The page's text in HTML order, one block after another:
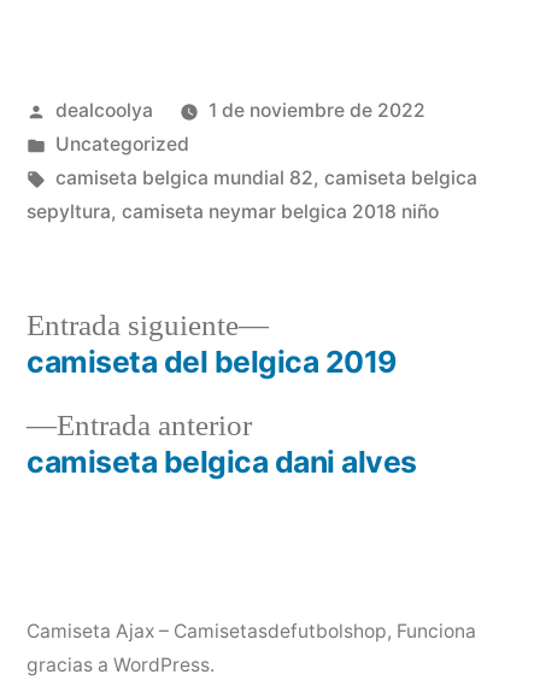
Publicado
por
dealcoolya
1 de noviembre de 2022
Publicado
en
Uncategorized
Etiquetas:
camiseta belgica mundial 82, camiseta belgica
sepyltura, camiseta neymar belgica 2018 niño
Navegación
deEntrada anteriorEntrada
anterior:
camiseta belgica dani alves
Entrada siguiente
Entrada
siguiente:
camiseta del belgica 2019
Camiseta Ajax – Camisetasdefutbolshop, Funciona
gracias a WordPress.